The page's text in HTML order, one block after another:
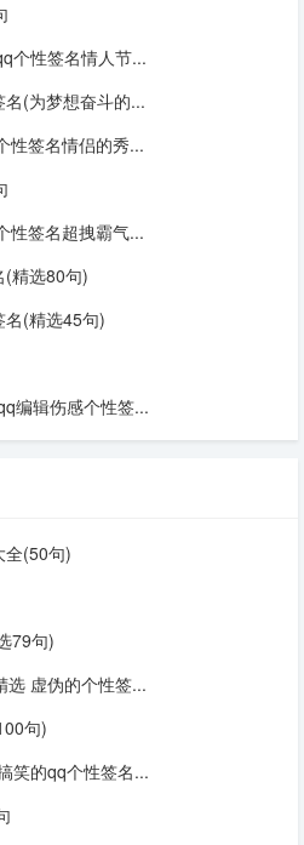
个性签名情人节...
(为梦想奋斗的...
性签名情侣的秀...
性签名超拽霸气...
(精选80句)
名(精选45句)
编辑伤感个性签...
全(50句)
79句)
选 虚伪的个性签...
句)
笑的qq个性签名...